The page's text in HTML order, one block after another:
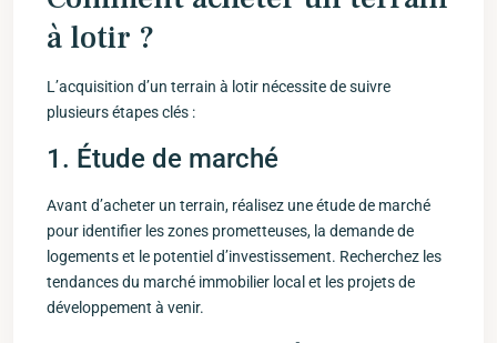
à ⁢lotir ?
L’acquisition⁤ d’un terrain à ​lotir nécessite⁤ de suivre
plusieurs étapes clés :
1. Étude de marché
Avant ‍d’acheter un‌ terrain,‍ réalisez une étude de marché
pour identifier ⁤les zones prometteuses, ⁣la demande ‌de
logements et le potentiel d’investissement.‌ Recherchez les
tendances du ‍marché immobilier local‌ et les projets ‌de
développement⁤ à venir.